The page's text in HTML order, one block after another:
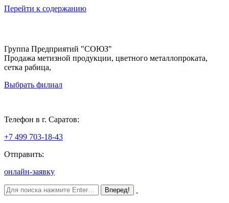
Перейти к содержанию
Группа Предприятий "СОЮЗ"
Продажа метизной продукции, цветного металлопроката,
сетка рабица,
Выбрать филиал
Телефон в г. Саратов:
+7 499 703-18-43
Отправить:
онлайн-заявку